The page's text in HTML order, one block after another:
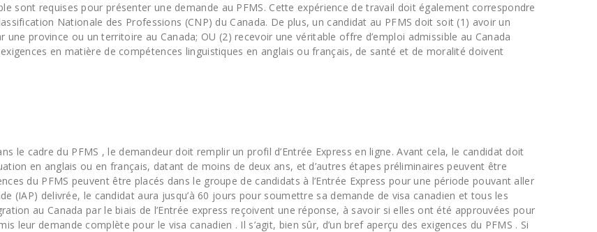
sont requises pour présenter une demande au PFMS. Cette expérience de travail doit également correspondre
Nationale des Professions (CNP) du Canada. De plus, un candidat au PFMS doit soit (1) avoir un
province ou un territoire au Canada; OU (2) recevoir une véritable offre d’emploi admissible au Canada
en matière de compétences linguistiques en anglais ou français, de santé et de moralité doivent
le cadre du PFMS , le demandeur doit remplir un profil d’Entrée Express en ligne. Avant cela, le candidat doit
en anglais ou en français, datant de moins de deux ans, et d’autres étapes préliminaires peuvent être
du PFMS peuvent être placés dans le groupe de candidats à l’Entrée Express pour une période pouvant aller
(IAP) delivrée, le candidat aura jusqu’à 60 jours pour soumettre sa demande de visa canadien et tous les
au Canada par le biais de l’Entrée express reçoivent une réponse, à savoir si elles ont été approuvées pour
leur demande complète pour le visa canadien . Il s’agit, bien sûr, d’un bref aperçu des exigences du PFMS . Si